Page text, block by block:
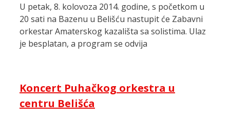
U petak, 8. kolovoza 2014. godine, s početkom u
20 sati na Bazenu u Belišću nastupit će Zabavni
orkestar Amaterskog kazališta sa solistima. Ulaz
je besplatan, a program se odvija
Koncert Puhačkog orkestra u
centru Belišća